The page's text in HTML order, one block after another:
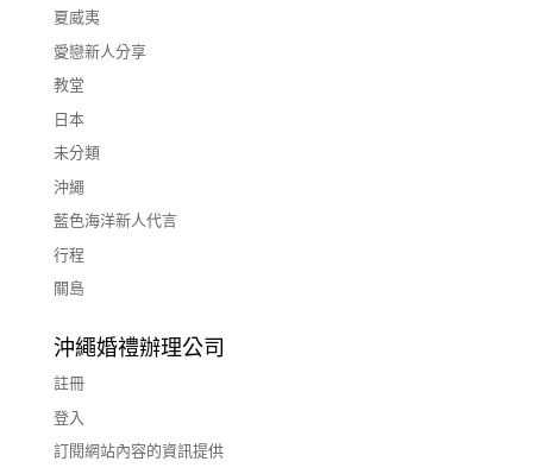
夏威夷
愛戀新人分享
教堂
日本
未分類
沖繩
藍色海洋新人代言
行程
關島
沖繩婚禮辦理公司
註冊
登入
訂閱網站內容的資訊提供